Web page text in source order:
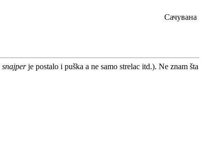
Сачувана
snajperje postalo i puška a ne samo strelac itd.). Ne znam šta